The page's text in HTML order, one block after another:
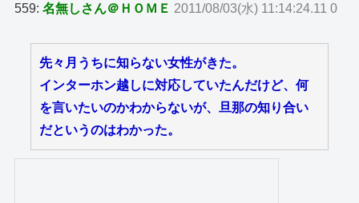
559:名無しさん＠ＨＯＭＥ 2011/08/03(水) 11:14:24.11 0
先々月うちに知らない女性がきた。
インターホン越しに対応していたんだけど、何
を言いたいのかわからないが、旦那の知り合い
だというのはわかった。